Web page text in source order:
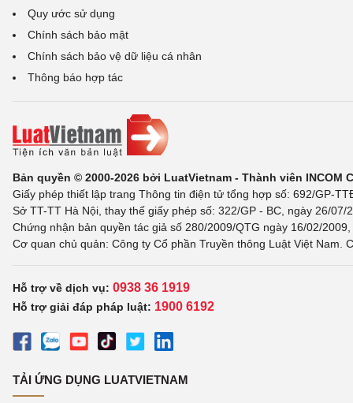
Quy ước sử dụng
Chính sách bảo mật
Chính sách bảo vệ dữ liệu cá nhân
Thông báo hợp tác
Bản quyền © 2000-2026 bởi LuatVietnam - Thành viên INCOM
Giấy phép thiết lập trang Thông tin điện tử tổng hợp số: 692/GP-
Sở TT-TT Hà Nội, thay thế giấy phép số: 322/GP - BC, ngày 26/
Chứng nhận bản quyền tác giả số 280/2009/QTG ngày 16/02/
Cơ quan chủ quản: Công ty Cổ phần Truyền thông Luật Việt Nam.
Hỗ trợ về dịch vụ: 0938 36 1919
Hỗ trợ giải đáp pháp luật: 1900 6192
TẢI ỨNG DỤNG LUATVIETNAM